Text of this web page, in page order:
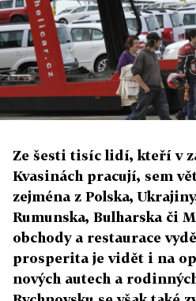
Ze šesti tisíc lidí, kteří v
Kvasinách pracují, sem
zejména z Polska,
Rumunska, Bulharska či
obchody a restaurace
prosperita je vidět i na
nových autech a